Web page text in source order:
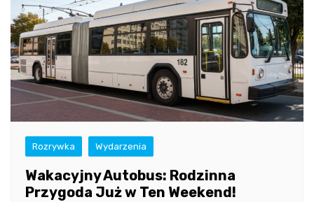
Rozrywka Wydarzenia
Wakacyjny Autobus: Rodzinna
Przygoda Już w Ten Weekend!